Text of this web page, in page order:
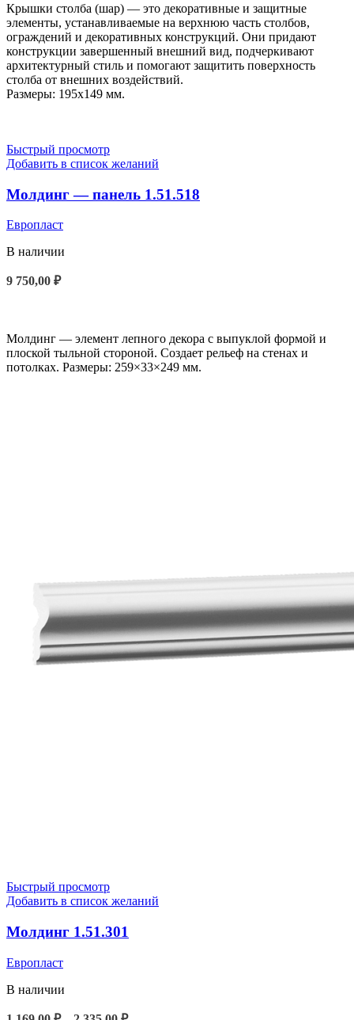
Крышки столба (шар) — это декоративные и защитные
элементы, устанавливаемые на верхнюю часть столбов,
ограждений и декоративных конструкций. Они придают
конструкции завершенный внешний вид, подчеркивают
архитектурный стиль и помогают защитить поверхность
столба от внешних воздействий.
Размеры: 195x149 мм.
Быстрый просмотр
Добавить в список желаний
Молдинг — панель 1.51.518
Европласт
В наличии
9 750,00 ₽
Молдинг — элемент лепного декора с выпуклой формой и
плоской тыльной стороной. Создает рельеф на стенах и
потолках. Размеры: 259×33×249 мм.
Быстрый просмотр
Добавить в список желаний
Молдинг 1.51.301
Европласт
В наличии
Диапазон